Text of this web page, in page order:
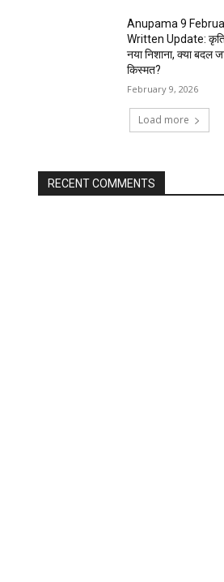
Anupama 9
Written Update: कृति
नया निशाना, क्या बदल
किस्मत?
February 9, 2026
Load more
RECENT COMMENTS